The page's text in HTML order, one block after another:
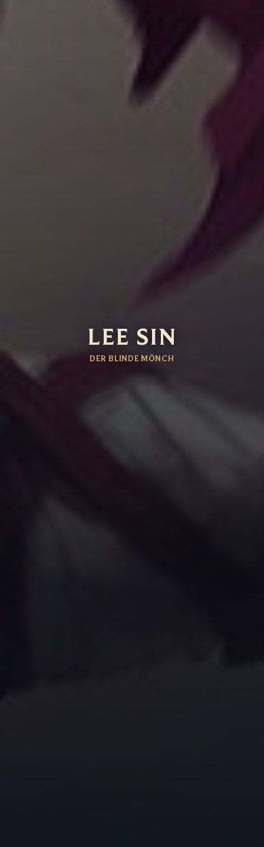
LEE SIN
DER BLINDE MÖNCH